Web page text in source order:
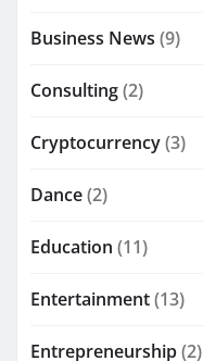
Business News (9)
Consulting(2)
Cryptocurrency(3)
Dance(2)
Education (11)
Entertainment(13)
Entrepreneurship(2)